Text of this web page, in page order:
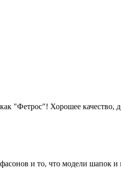
"Фетрос"! Хорошее
и то, что модели шапок